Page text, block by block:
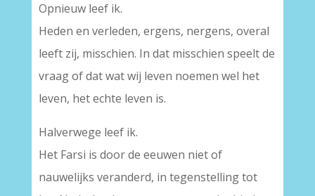
Opnieuw leef ik.
Heden en verleden, ergens, nergens, overal
leeft zij, misschien. In dat misschien speelt de
vraag of dat wat wij leven noemen wel het
leven, het echte leven is.
Halverwege leef ik.
Het Farsi is door de eeuwen niet of
nauwelijks veranderd, in tegenstelling tot